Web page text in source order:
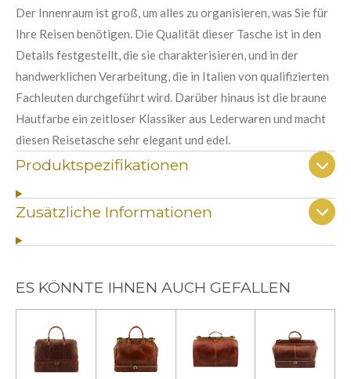
Der Innenraum ist groß, um alles zu organisieren, was Sie für
Ihre Reisen benötigen. Die Qualität dieser Tasche ist in den
Details festgestellt, die sie charakterisieren, und in der
handwerklichen Verarbeitung, die in Italien von qualifizierten
Fachleuten durchgeführt wird. Darüber hinaus ist die braune
Hautfarbe ein zeitloser Klassiker aus Lederwaren und macht
diesen Reisetasche sehr elegant und edel.
Produktspezifikationen
Zusätzliche Informationen
ES KÖNNTE IHNEN AUCH GEFALLEN